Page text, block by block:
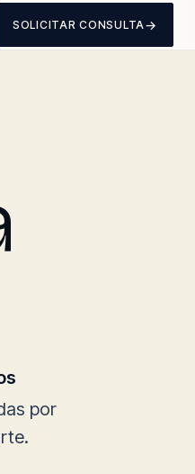
SOLICITAR CONSULTA→
por